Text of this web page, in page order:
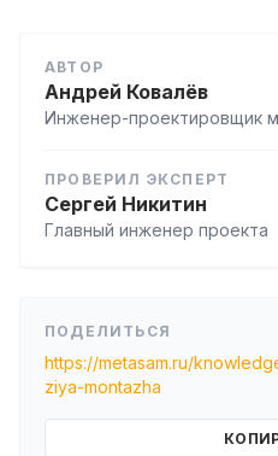
АВТОР
Андрей Ковалёв
Инженер-проектировщик
ПРОВЕРИЛ ЭКСПЕРТ
Сергей Никитин
Главный инженер проекта
ПОДЕЛИТЬСЯ
https://metasam.ru/
ziya-montazha